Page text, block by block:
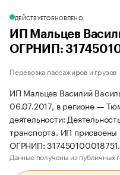
ДЕЙСТВУЕТОБНОВЛЕНО
ИП Мальцев
ОГРНИП:
Перевозка пассажиров и грузов
ИП Мальцев Василий
06.07.2017, в регионе —
деятельности:
транспорта. ИП
ОГРНИП: 317450100018751.
Данные получены из публичных